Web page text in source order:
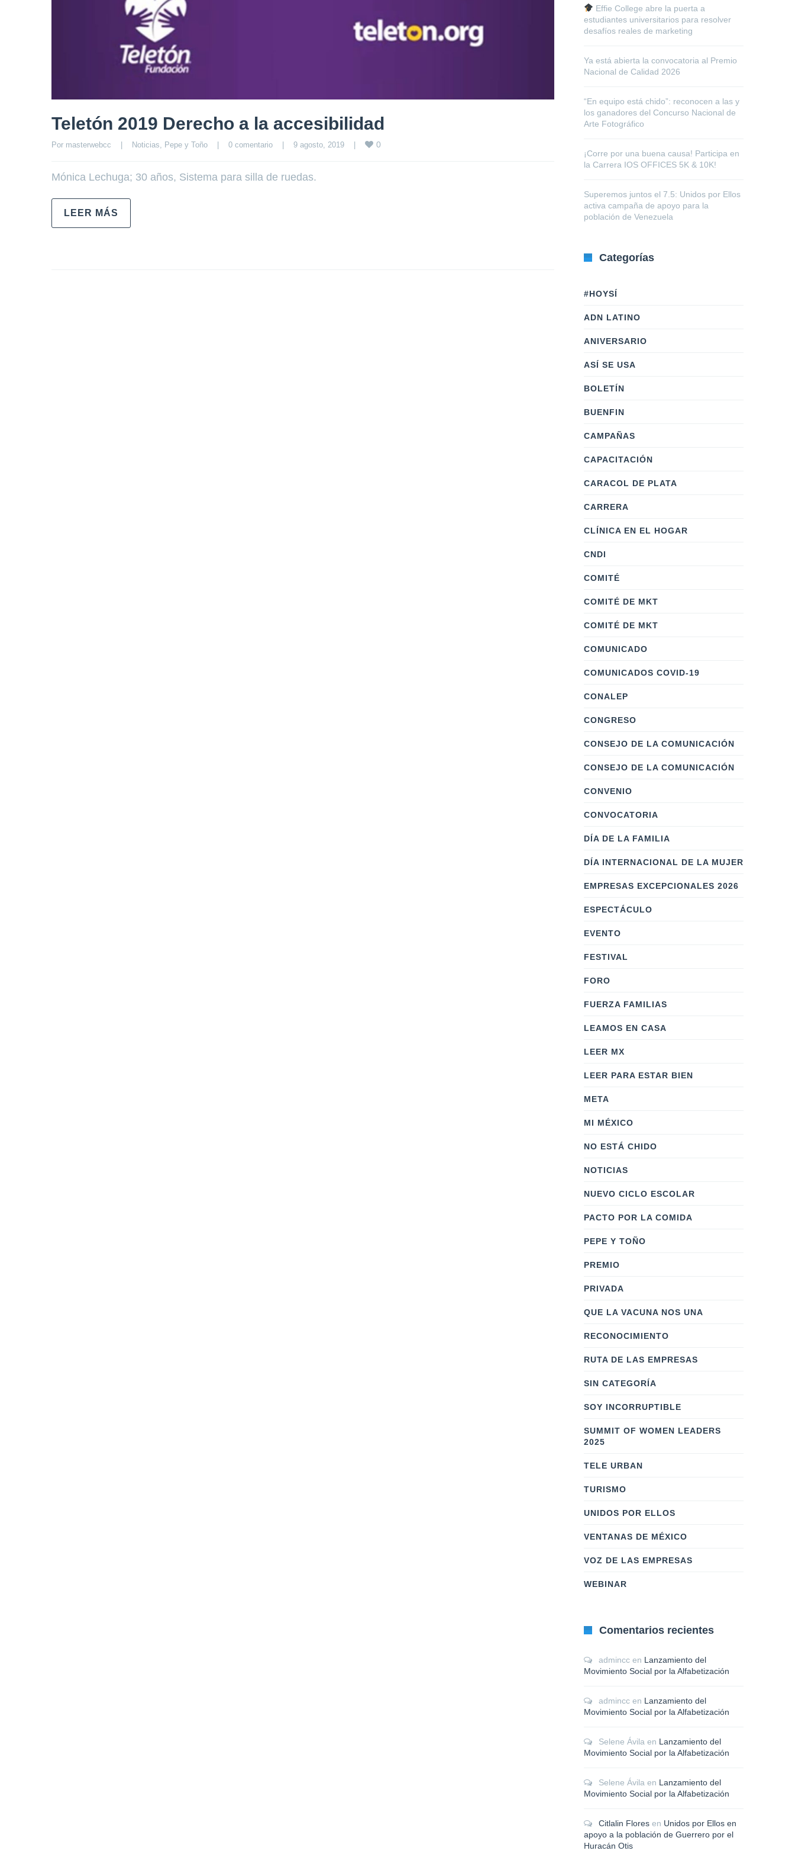
Teletón 2019 Derecho a la accesibilidad
Por masterwebcc Noticias, Pepe y Toño 0 comentario 9 agosto, 2019 0
Mónica Lechuga; 30 años, Sistema para silla de ruedas.
LEER MÁS
Effie College abre la puerta a
estudiantes universitarios para resolver
desafíos reales de marketing
Ya está abierta la convocatoria al Premio
Nacional de Calidad 2026
“En equipo está chido”: reconocen a las y
los ganadores del Concurso Nacional de
Arte Fotográfico
¡Corre por una buena causa! Participa en
la Carrera IOS OFFICES 5K & 10K!
Superemos juntos el 7.5: Unidos por Ellos
activa campaña de apoyo para la
población de Venezuela
Categorías
#HOYSÍ
ADN LATINO
ANIVERSARIO
ASÍ SE USA
BOLETÍN
BUENFIN
CAMPAÑAS
CAPACITACIÓN
CARACOL DE PLATA
CARRERA
CLÍNICA EN EL HOGAR
CNDI
COMITÉ
COMITÉ DE MKT
COMITÉ DE MKT
COMUNICADO
COMUNICADOS COVID-19
CONALEP
CONGRESO
CONSEJO DE LA COMUNICACIÓN
CONSEJO DE LA COMUNICACIÓN
CONVENIO
CONVOCATORIA
DÍA DE LA FAMILIA
DÍA INTERNACIONAL DE LA MUJER
EMPRESAS EXCEPCIONALES 2026
ESPECTÁCULO
EVENTO
FESTIVAL
FORO
FUERZA FAMILIAS
LEAMOS EN CASA
LEER MX
LEER PARA ESTAR BIEN
META
MI MÉXICO
NO ESTÁ CHIDO
NOTICIAS
NUEVO CICLO ESCOLAR
PACTO POR LA COMIDA
PEPE Y TOÑO
PREMIO
PRIVADA
QUE LA VACUNA NOS UNA
RECONOCIMIENTO
RUTA DE LAS EMPRESAS
SIN CATEGORÍA
SOY INCORRUPTIBLE
SUMMIT OF WOMEN LEADERS
2025
TELE URBAN
TURISMO
UNIDOS POR ELLOS
VENTANAS DE MÉXICO
VOZ DE LAS EMPRESAS
WEBINAR
Comentarios recientes
admincc en Lanzamiento del
Movimiento Social por la Alfabetización
admincc en Lanzamiento del
Movimiento Social por la Alfabetización
Selene Ávila en Lanzamiento del
Movimiento Social por la Alfabetización
Selene Ávila en Lanzamiento del
Movimiento Social por la Alfabetización
Citlalin Flores en Unidos por Ellos en
apoyo a la población de Guerrero por el
Huracán Otis